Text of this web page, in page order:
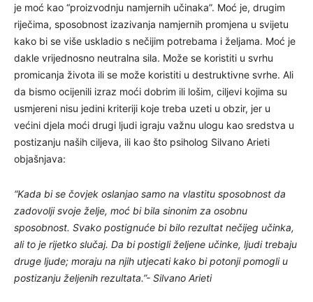
je moć kao “proizvodnju namjernih učinaka”. Moć je, drugim
riječima, sposobnost izazivanja namjernih promjena u svijetu
kako bi se više uskladio s nečijim potrebama i željama. Moć je
dakle vrijednosno neutralna sila. Može se koristiti u svrhu
promicanja života ili se može koristiti u destruktivne svrhe. Ali
da bismo ocijenili izraz moći dobrim ili lošim, ciljevi kojima su
usmjereni nisu jedini kriteriji koje treba uzeti u obzir, jer u
većini djela moći drugi ljudi igraju važnu ulogu kao sredstva u
postizanju naših ciljeva, ili kao što psiholog Silvano Arieti
objašnjava:
“Kada bi se čovjek oslanjao samo na vlastitu sposobnost da
zadovolji svoje želje, moć bi bila sinonim za osobnu
sposobnost. Svako postignuće bi bilo rezultat nečijeg učinka,
ali to je rijetko slučaj. Da bi postigli željene učinke, ljudi trebaju
druge ljude; moraju na njih utjecati kako bi potonji pomogli u
postizanju željenih rezultata.”- Silvano Arieti